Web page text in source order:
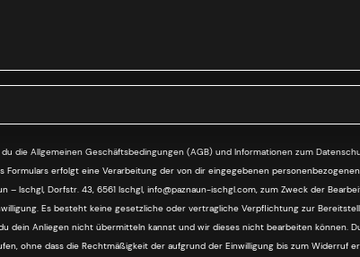
die Allgemeinen Geschäftsbedingungen (AGB) und Informationen zum
Formulars erfolgt eine Verarbeitung der von dir eingegebenen
– Ischgl, Dorfstr. 43, 6561 Ischgl, info@paznaun-ischgl.com, zum Zweck der
Es besteht keine gesetzliche oder vertragliche Verpflichtung zur
dein Anliegen nicht übermitteln kannst und wir dieses nicht bearbeiten können.
ohne dass die Rechtmäßigkeit der aufgrund der Einwilligung bis zum Widerruf